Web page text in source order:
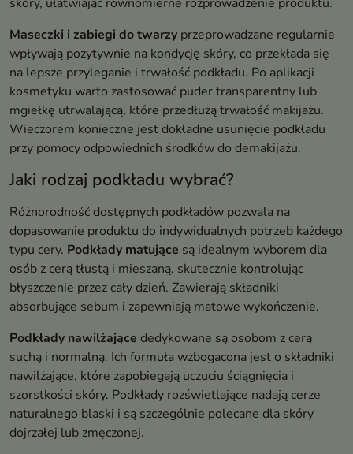
Maseczki i zabiegi do twarzy przeprowadzane regularnie
wpływają pozytywnie na kondycję skóry, co przekłada się
na lepsze przyleganie i trwałość podkładu. Po aplikacji
kosmetyku warto zastosować puder transparentny lub
mgiełkę utrwalającą, które przedłużą trwałość makijażu.
Wieczorem konieczne jest dokładne usunięcie podkładu
przy pomocy odpowiednich środków do demakijażu.
Jaki rodzaj podkładu wybrać?
Różnorodność dostępnych podkładów pozwala na
dopasowanie produktu do indywidualnych potrzeb każdego
typu cery. Podkłady matujące są idealnym wyborem dla
osób z cerą tłustą i mieszaną, skutecznie kontrolując
błyszczenie przez cały dzień. Zawierają składniki
absorbujące sebum i zapewniają matowe wykończenie.
Podkłady nawilżające dedykowane są osobom z cerą
suchą i normalną. Ich formuła wzbogacona jest o składniki
nawilżające, które zapobiegają uczuciu ściągnięcia i
szorstkości skóry. Podkłady rozświetlające nadają cerze
naturalnego blaski i są szczególnie polecane dla skóry
dojrzałej lub zmęczonej.